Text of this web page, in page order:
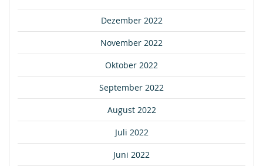
Dezember 2022
November 2022
Oktober 2022
September 2022
August 2022
Juli 2022
Juni 2022